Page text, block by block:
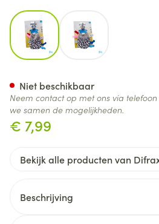
View larger image
€ 7,99
Niet beschikbaar
Neem contact op met ons via
we samen de mogelijkheden.
Bekijk alle producten van
Beschrijving